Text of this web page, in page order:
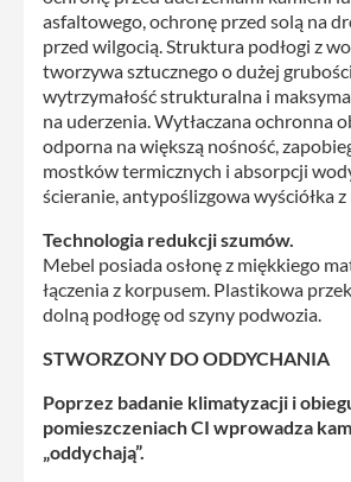
asfaltowego, ochronę przed solą na
przed wilgocią. Struktura podłogi z
tworzywa sztucznego o dużej
wytrzymałość strukturalna i
na uderzenia. Wytłaczana ochronna
odporna na większą nośność,
mostków termicznych i absorpcji
ścieranie, antypoślizgowa wyściółka z
Technologia redukcji szumów.
Mebel posiada osłonę z miękkiego
łączenia z korpusem. Plastikowa
dolną podłogę od szyny podwozia.
STWORZONY DO ODDYCHANIA
Poprzez badanie klimatyzacji i
pomieszczeniach CI wprowadza
„oddychają”.